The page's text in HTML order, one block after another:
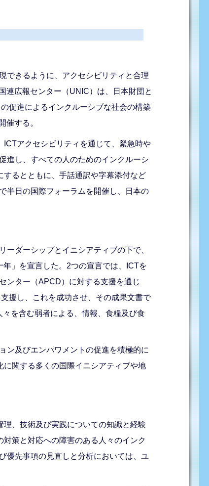
できるように、アクセシビリティと合理
連広報センター（UNIC）は、日本財団と
促進によるインクルーシブな社会の構築
催する。
アクセシビリティを通じて、緊急時や
進し、すべての人のためのインクルーシ
るとともに、手話通訳や字幕添付など
半日の国際フォーラムを開催し、日本の
ダーシップとイニシアティブの下で、
」を宣言した。2つの宣言では、ICTを
ンター（APCD）に対する支援を通じ
援し、これを成功させ、その成果文書で
を含む弱者による、情報、食糧及び食
ン及びエンパワメントの促進を積極的に
関する多くの国際イニシアティブや地
、技術及び実践についての知識と経験
策と対応への障害のある人々のインク
優先事項の見直しと分析においては、ユ